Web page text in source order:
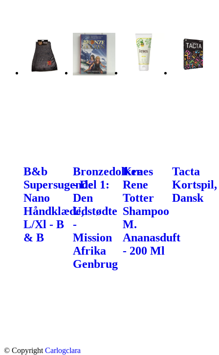
B&b
Supersugende
Nano
Håndklæde,
L/Xl - B
& B
Bronzedolken
- Del 1:
Den
Udstødte
-
Mission
Afrika
Genbrug
Kraes
Rene
Totter
Shampoo
M.
Ananasduft
- 200 Ml
Tacta
Kortspil,
Dansk
© Copyright Carlogclara